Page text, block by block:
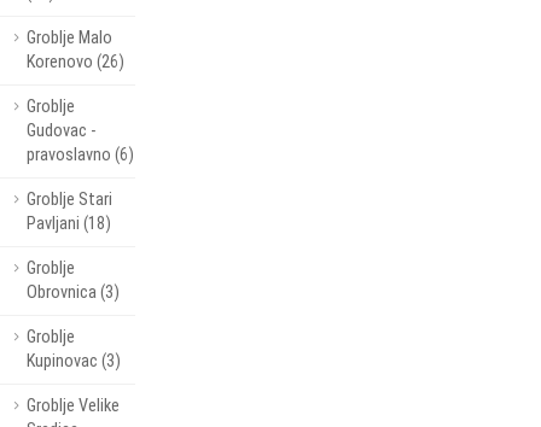
Groblje Malo
Korenovo (26)
Groblje
Gudovac -
pravoslavno (6)
Groblje Stari
Pavljani (18)
Groblje
Obrovnica (3)
Groblje
Kupinovac (3)
Groblje Velike